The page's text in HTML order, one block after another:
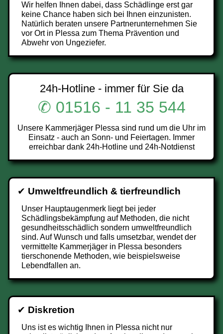
Wir helfen Ihnen dabei, dass Schädlinge erst gar
keine Chance haben sich bei Ihnen einzunisten.
Natürlich beraten unsere Partnerunternehmen Sie
vor Ort in Plessa zum Thema Prävention und
Abwehr von Ungeziefer.
24h-Hotline - immer für Sie da
✆ 01516 - 11 35 544
Unsere Kammerjäger Plessa sind rund um die Uhr im
Einsatz - auch an Sonn- und Feiertagen. Immer
erreichbar dank 24h-Hotline und 24h-Notdienst
✔ Umweltfreundlich & tierfreundlich
Unser Hauptaugenmerk liegt bei jeder
Schädlingsbekämpfung auf Methoden, die nicht
gesundheitsschädlich sondern umweltfreundlich
sind. Auf Wunsch und falls umsetzbar, wendet der
vermittelte Kammerjäger in Plessa besonders
tierschonende Methoden, wie beispielsweise
Lebendfallen an.
✔ Diskretion
Uns ist es wichtig Ihnen in Plessa nicht nur